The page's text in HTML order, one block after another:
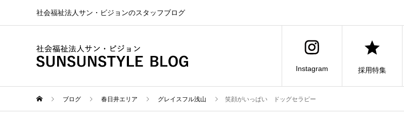
社会福祉法人サン・ビジョンのスタッフブログ
Instagram 採用特集
ブログ 春日井エリア グレイスフル浅山 笑顔がいっぱい ドッグセラピー